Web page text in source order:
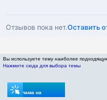
Отзывов пока нет.Оставить
Вы используете тему наиболее
Нажмите сюда для выбора темы
Реклама на